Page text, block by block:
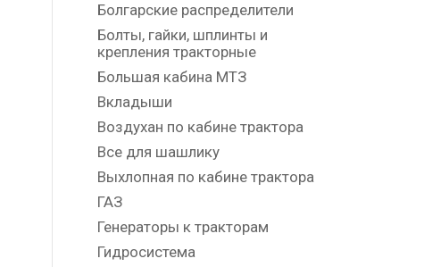
Болгарские распределители
Болты, гайки, шплинты и
крепления тракторные
Большая кабина МТЗ
Вкладыши
Воздухан по кабине трактора
Все для шашлику
Выхлопная по кабине трактора
ГАЗ
Генераторы к тракторам
Гидросистема